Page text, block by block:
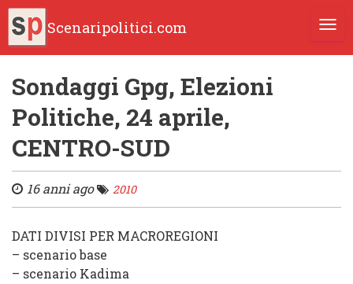
Scenaripolitici.com
Sondaggi Gpg, Elezioni
Politiche, 24 aprile,
CENTRO-SUD
16 anni ago 2010
DATI DIVISI PER MACROREGIONI
– scenario base
– scenario Kadima